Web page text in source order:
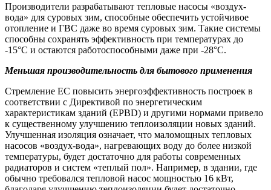
Производители разрабатывают тепловые насосы «воздух-
вода» для суровых зим, способные обеспечить устойчивое
отопление и ГВС даже во время суровых зим. Такие системы
способны сохранять эффективность при температурах до
-15°C и остаются работоспособными даже при -28°C.
Меньшая производительность для бытового применения
Стремление ЕС повысить энергоэффективность построек в
соответствии с Директивой по энергетическим
характеристикам зданий (EPBD) и другими нормами привело
к существенному улучшению теплоизоляции новых зданий.
Улучшенная изоляция означает, что маломощных тепловых
насосов «воздух-вода», нагревающих воду до более низкой
температуры, будет достаточно для работы современных
радиаторов и систем «теплый пол». Например, в здании, где
обычно требовался тепловой насос мощностью 16 кВт,